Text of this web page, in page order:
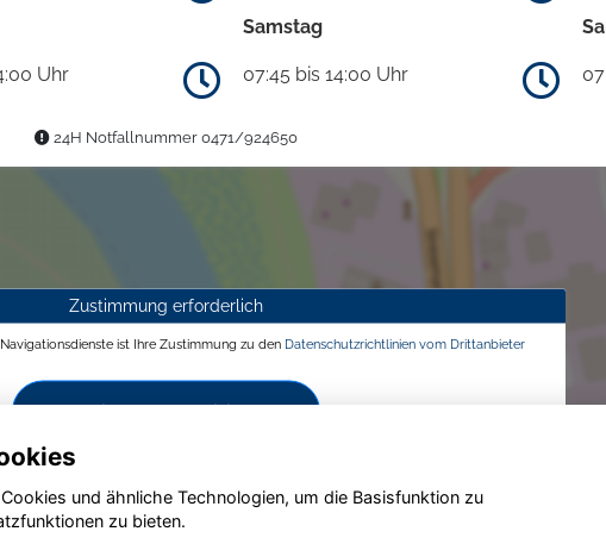
Uhr
Samstag
07:45 bis 14:00 Uhr
24H Notfallnummer 0471/924650
Zustimmung erforderlich
ist Ihre Zustimmung zu den Datenschutzrichtlinien vom Drittanbieter
und ähnliche Technologien, um die Basisfunktion zu
zu bieten.